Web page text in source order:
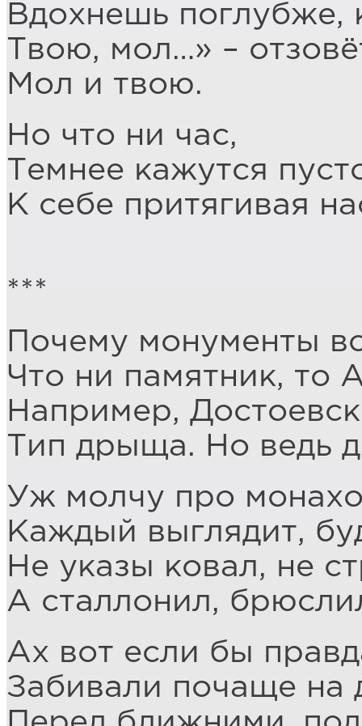
Вдохнешь поглубже,
Твою, мол…» –
Мол и твою.
Но что ни час,
Темнее кажутся
К себе притягивая
***
Почему монументы
Что ни памятник, то
Например,
Тип дрыща. Но ведь
Уж молчу про
Каждый выглядит,
Не указы ковал, не
А сталлонил,
Ах вот если бы
Забивали почаще на